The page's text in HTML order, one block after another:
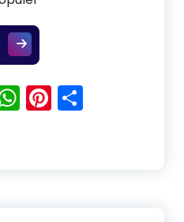
Kelebihan Menggunakan
WhatsApp
Pinterest